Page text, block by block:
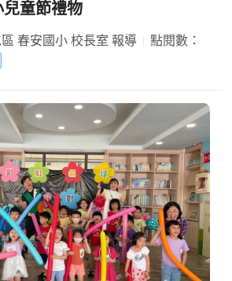
兒童節禮物
春安國小 校長室 報導
點閱數：